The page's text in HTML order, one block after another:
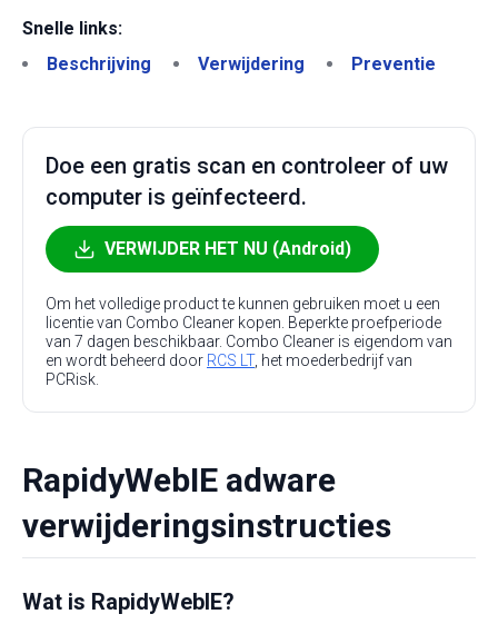
Snelle links:
Beschrijving
Verwijdering Preventie
Doe een gratis scan en controleer of uw
computer is geïnfecteerd.
VERWIJDER HET NU (Android)
Om het volledige product te kunnen gebruiken moet u een
licentie van Combo Cleaner kopen. Beperkte proefperiode
van 7 dagen beschikbaar. Combo Cleaner is eigendom van
en wordt beheerd door RCS LT, het moederbedrijf van
PCRisk.
RapidyWebIE adware
verwijderingsinstructies
Wat is RapidyWebIE?